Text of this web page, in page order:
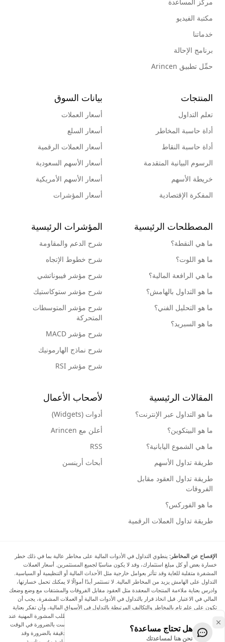
مكتبة الفيديو
خدماتنا
برنامج الإحالة
حمِّل تطبيق Arincen
المنتجات
تعلم التداول
أداة حاسبة المخاطر
أداة حاسبة النقاط
الرسوم البيانية المتقدمة
خريطة الأسهم
المفكرة الإقتصادية
بيانات السوق
أسعار العملات
أسعار السلع
أسعار العملات الرقمية
أسعار الأسهم السعودية
أسعار الأسهم الأمريكية
أسعار المؤشرات
المصطلحات الرئيسية
ما هي النقطة؟
ما هو اللوت؟
ما هي الرافعة المالية؟
ما هو التداول بالهامش؟
ما هو التحليل الفني؟
ما هو السبريد؟
المؤشرات الرئيسية
شرح الدعم والمقاومة
شرح خطوط الإتجاه
شرح مؤشر فيبوناتشي
شرح مؤشر ستوكاستيك
شرح مؤشر المتوسطات
المتحركة
شرح مؤشر MACD
شرح نماذج الهارمونيك
شرح مؤشر RSI
المقالات الرئيسية
ما هو التداول عبر الإنترنت؟
ما هو البيتكوين؟
ما هي الشموع اليابانية؟
طريقة تداول الأسهم
طريقة تداول العقود مقابل
الفروقات
ما هو الفوركس؟
طريقة تداول العملات الرقمية
لأصحاب الأعمال
أدوات (Widgets)
أعلن مع Arincen
RSS
أبحاث أرينسن
الإفصاح عن المخاطر: ينطوي التداول في الأدوات المالية على مخاطر عالية بما في ذلك خطر
خسارة بعض أو كل مبلغ استثمارك، وقد لا يكون مناسبًا لجميع المستثمرين. أسعار العملات
المشفرة متقلبة للغاية وقد تتأثر بعوامل خارجية مثل الأحداث المالية أو التنظيمية أو السياسية.
التداول على الهامش يزيد من المخاطر المالية. لا تستثمر أبدًا أموالًا لا يمكنك تحمل خسارتها،
وادرس بعناية ملاءمة المنتجات المعقدة مثل العقود مقابل الفروقات والمشتقات مع وضع وضعك
المالي في الاعتبار. قبل اتخاذ قرار بالتداول في الأدوات المالية أو العملات المشفرة، يجب أن
تكون على علم تام بالمخاطر والتكاليف المرتبطة بالتداول في الأسواق المالية، وأن تفكر بعناية
في أهدافك الاستثمارية ومستوى خبرتك ورغبتك في المخاطرة، وأن تطلب المشورة المهنية عند
الحاجة. تود Arincen أن تذكرك بأن البيانات الواردة في هذا الموقع ليست بالضرورة في الوقت
الفعلي وليست دقيقة. البيانات والأسعار الموجودة على الموقع ليست دقيقة بالضرورة وقد
هل تحتاج مساعدة؟
نحن هنا لمساعدتك